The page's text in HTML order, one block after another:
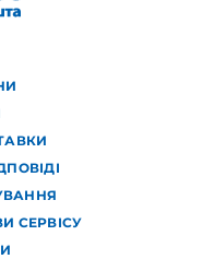
СЕРВІСУ